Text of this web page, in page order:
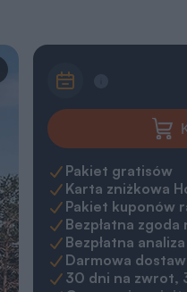
Pakiet gratisów
Karta zniżkowa
Pakiet kuponów
Bezpłatna
Bezpłatna analiza
Darmowa
30 dni na zwrot,